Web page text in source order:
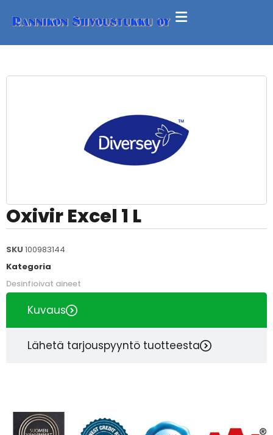
Oxivir Excel 1 L
SKU 100983144
Kategoria
Desinfioivat aineet
Kuvaus
Lähetä tarjouspyyntö tuotteesta